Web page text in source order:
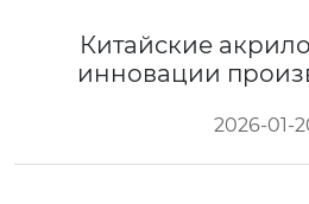
Китайские
инновации
2026-01-